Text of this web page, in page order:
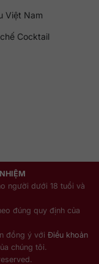
Việt Nam
Cocktail
người dưới 18 tuổi và
đúng quy định của
đồng ý với Điều khoản
chúng tôi.